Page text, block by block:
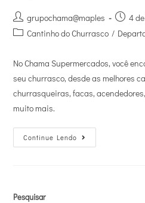
grupochama@maples
4
Cantinho do Churrasco /
No Chama Supermercados, você
seu churrasco, desde as melhores
churrasqueiras, facas,
muito mais.
Continue Lendo
Pesquisar